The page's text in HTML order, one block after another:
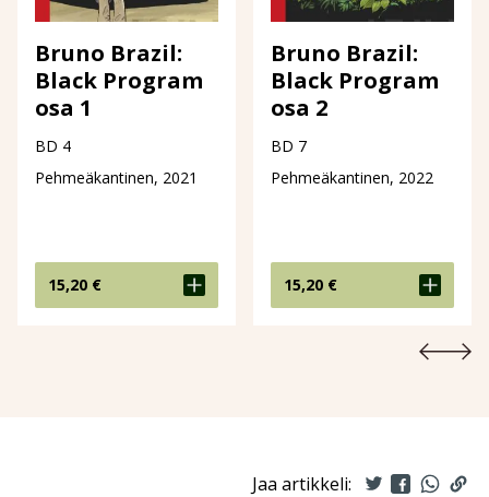
Bruno Brazil:
Black Program
osa 1
BD 4
Pehmeäkantinen, 2021
15,20 €
Bruno Brazil:
Black Program
osa 2
BD 7
Pehmeäkantinen, 2022
15,20 €
Jaa artikkeli: